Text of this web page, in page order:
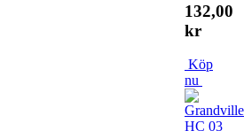
132,00
kr
Köp
nu